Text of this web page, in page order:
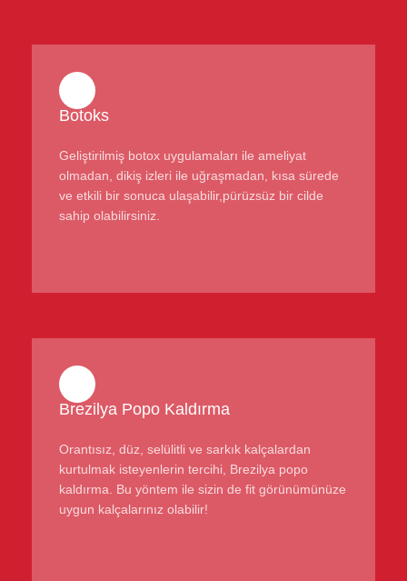
Botoks
Geliştirilmiş botox uygulamaları ile ameliyat
olmadan, dikiş izleri ile uğraşmadan, kısa sürede
ve etkili bir sonuca ulaşabilir,pürüzsüz bir cilde
sahip olabilirsiniz.
Brezilya Popo Kaldırma
Orantısız, düz, selülitli ve sarkık kalçalardan
kurtulmak isteyenlerin tercihi, Brezilya popo
kaldırma. Bu yöntem ile sizin de fit görünümünüze
uygun kalçalarınız olabilir!